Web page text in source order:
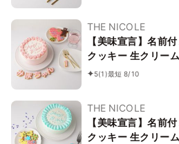
THE NICOLE
【美味宣言】名前
クッキー 生クリー
ケーキ（赤） クリ
5(1)最短 8/10
THE NICOLE
【美味宣言】名前
クッキー 生クリー